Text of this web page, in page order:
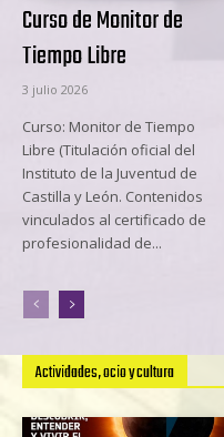
Curso de Monitor de
Tiempo Libre
3 julio 2026
Curso: Monitor de Tiempo
Libre (Titulación oficial del
Instituto de la Juventud de
Castilla y León. Contenidos
vinculados al certificado de
profesionalidad de...
Actividades, ocio y cultura